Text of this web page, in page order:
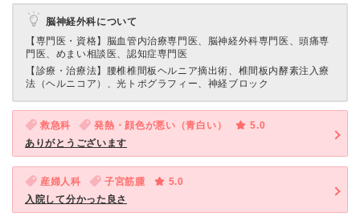
脳神経外科について
【専門医・資格】 脳血管内治療専門医、脳神経外科専門医、頭痛専
門医、めまい相談医、認知症専門医
【診療・治療法】
腰椎椎間板ヘルニア摘出術、椎間板内酵素注入療
法（ヘルニコア）、光トポグラフィー、神経ブロック
救急科 発熱・顔色が悪い（青白い）
5.0
ありがとうございます
産婦人科 子宮筋腫
5.0
入院して分かった良さ